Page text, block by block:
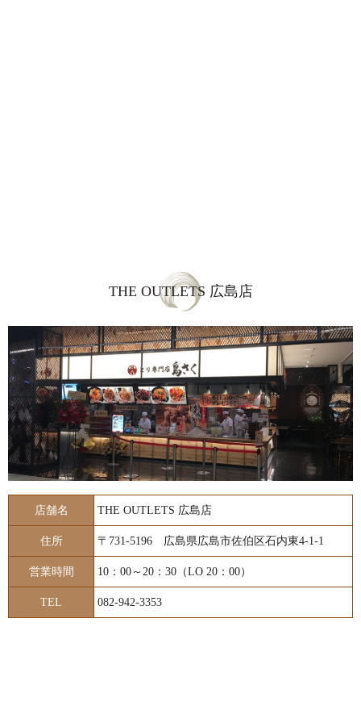
THE OUTLETS 広島店
店舗名 THE OUTLETS 広島店
住所 〒731-5196 広島県広島市佐伯区石内東4-1-1
営業時間 10：00～20：30（LO 20：00）
TEL 082-942-3353